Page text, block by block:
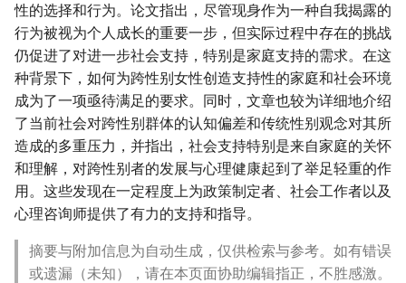
性的选择和行为。论文指出，尽管现身作为一种自我揭露的
行为被视为个人成长的重要一步，但实际过程中存在的挑战
仍促进了对进一步社会支持，特别是家庭支持的需求。在这
种背景下，如何为跨性别女性创造支持性的家庭和社会环境
成为了一项亟待满足的要求。同时，文章也较为详细地介绍
了当前社会对跨性别群体的认知偏差和传统性别观念对其所
造成的多重压力，并指出，社会支持特别是来自家庭的关怀
和理解，对跨性别者的发展与心理健康起到了举足轻重的作
用。这些发现在一定程度上为政策制定者、社会工作者以及
心理咨询师提供了有力的支持和指导。
摘要与附加信息为自动生成，仅供检索与参考。如有错误
或遗漏（未知），请在本页面协助编辑指正，不胜感激。